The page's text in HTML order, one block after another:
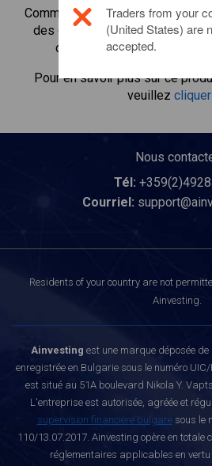
Commencer à négocier les CFD
des cotes en temps réel et
comme si vous déteniez
Pour en savoir plus sur ce
veuillez
Nous
Tél:
Courriel:
Residents of your country are not
Ainvesting.
Ainvesting est une marque déposée de
enregistrée en Bulgarie sous le numéro
est situé au 51A boulevard Nikola Y.
L'entreprise est autorisée, agréée et
supervision financière bulgaresous le
110/13.07.2017. Ainvesting opère en totale
réglementaires applicables en vertu
Traders from your
(United States) are
accepted.